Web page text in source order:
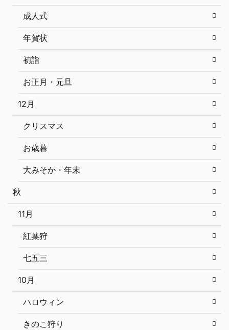
成人式
年賀状
初詣
お正月・元旦
12月
クリスマス
お歳暮
大みそか・年末
秋
11月
紅葉狩
七五三
10月
ハロウィン
きのこ狩り